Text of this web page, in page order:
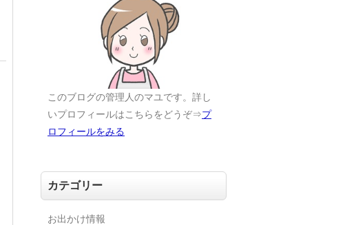
このブログの管理人のマユです。詳し
いプロフィールはこちらをどうぞ⇒プ
ロフィールをみる
カテゴリー
お出かけ情報